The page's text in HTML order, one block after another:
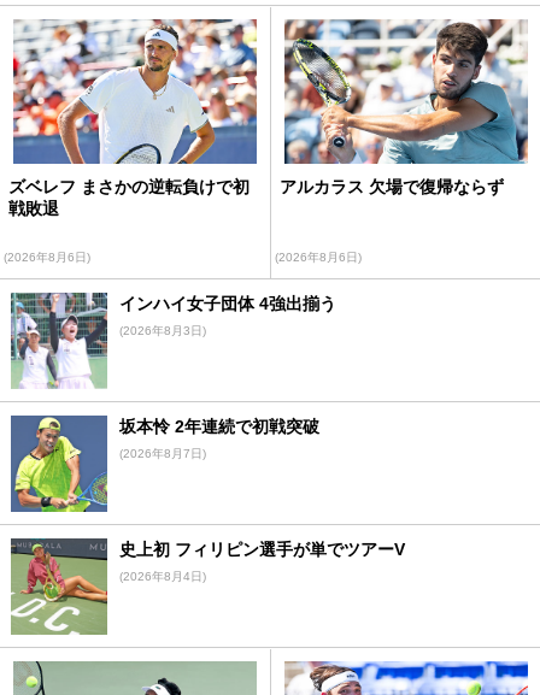
ズベレフ まさかの逆転負けで初
戦敗退
(2026年8月6日)
アルカラス 欠場で復帰ならず
(2026年8月6日)
インハイ女子団体 4強出揃う
(2026年8月3日)
坂本怜 2年連続で初戦突破
(2026年8月7日)
史上初 フィリピン選手が単でツアーV
(2026年8月4日)